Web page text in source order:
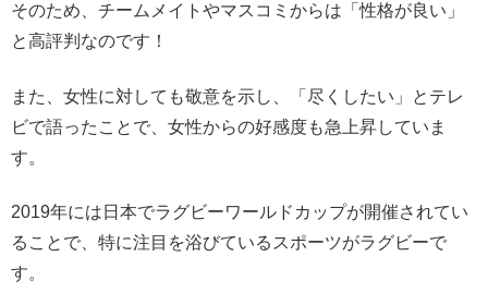
そのため、チームメイトやマスコミからは「性格が良い」
と高評判なのです！
また、女性に対しても敬意を示し、「尽くしたい」とテレ
ビで語ったことで、女性からの好感度も急上昇していま
す。
2019年には日本でラグビーワールドカップが開催されてい
ることで、特に注目を浴びているスポーツがラグビーで
す。